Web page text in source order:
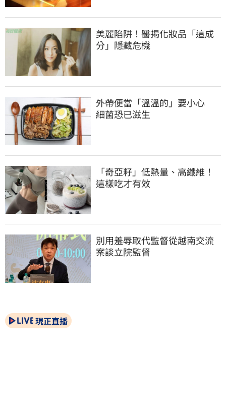
美麗陷阱！醫揭化妝品「這成
分」隱藏危機
外帶便當「溫溫的」要小心
細菌恐已滋生
「奇亞籽」低熱量、高纖維！
這樣吃才有效
別用羞辱取代監督從越南交流
案談立院監督
現正直播